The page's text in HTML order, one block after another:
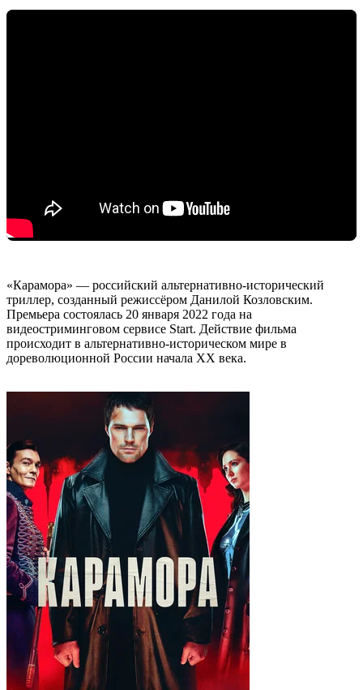
«Карамора» — российский альтернативно-исторический
триллер, созданный режиссёром Данилой Козловским.
Премьера состоялась 20 января 2022 года на
видеостриминговом сервисе Start. Действие фильма
происходит в альтернативно-историческом мире в
дореволюционной России начала XX века.